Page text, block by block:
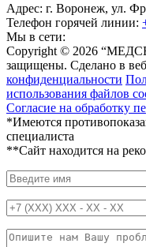
Адрес: г. Воронеж, ул.
Телефон горячей линии:
Мы в сети:
Copyright © 2026
защищены. Сделано в
конфиденциальности
использования файлов
Согласие на обработку
*Имеются
специалиста
**Сайт находится на